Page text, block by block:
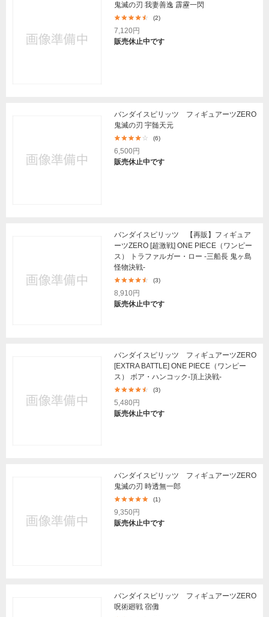
鬼滅の刃 我妻善逸 霹靂一閃
(2)
7,120円
販売休止中です
バンダイスピリッツ フィギュアーツZERO
鬼滅の刃 宇髄天元
(6)
6,500円
販売休止中です
バンダイスピリッツ 【再販】フィギュア
ーツZERO [超激戦] ONE PIECE（ワンピー
ス） トラファルガー・ロー -三船長 鬼ヶ島
怪物決戦-
(3)
8,910円
販売休止中です
バンダイスピリッツ フィギュアーツZERO
[EXTRA BATTLE] ONE PIECE（ワンピー
ス） ボア・ハンコック-頂上決戦-
(3)
5,480円
販売休止中です
バンダイスピリッツ フィギュアーツZERO
鬼滅の刃 時透無一郎
(1)
9,350円
販売休止中です
バンダイスピリッツ フィギュアーツZERO
呪術廻戦 宿儺